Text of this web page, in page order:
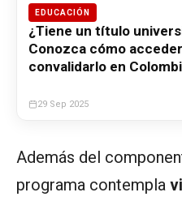
EDUCACIÓN
¿Tiene un título
Conozca cómo
convalidarlo en
29 Sep 2025
Además del
programa contempla